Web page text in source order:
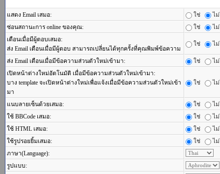
แสดง Email เสมอ: ใช่
ไ
ซ่อนสถานะการ online ของคุณ:
ใช่
ไ
เตือนเมื่อมีผู้ตอบเสมอ:
ส่ง Email เตือนเมื่อมีผู้ตอบ สามารถเปลี่ยนได้ทุกครั้งที่คุณพิมพ์ข้อความ
ใช่ ไ
ส่ง Email เตือนเมื่อมีข้อความส่วนตัวใหม่เข้ามา: ใช่
ไ
เปิดหน้าต่างใหม่อัตโนมัติ เมื่อมีข้อความส่วนตัวใหม่เข้ามา:
บาง template จะเปิดหน้าต่างใหม่เพื่อแจ้งเมื่อมีข้อความส่วนตัวใหม่เข้า
มา
ใช่ ไ
แนบลายเซ็นด้วยเสมอ: ใช่
ไ
ใช้ BBCode เสมอ:
ใช่
ไ
ใช้ HTML เสมอ:
ใช่
ไ
ใช้รูปรอยยิ้มเสมอ:
ใช่
ไ
ภาษา(Language):
รูปแบบ: